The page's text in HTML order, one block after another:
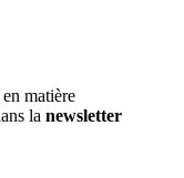
matière
la newsletter